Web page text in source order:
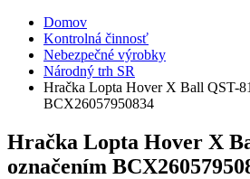
Domov
Kontrolná činnosť
Nebezpečné výrobky
Národný trh SR
Hračka Lopta Hover X Ball QST-
BCX26057950834
Hračka Lopta Hover X
označením